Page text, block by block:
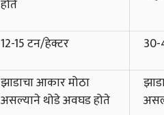
होते
12-15 टन/हेक्टर
झाडाचा आकार मोठा
असल्याने थोडे अवघड होते